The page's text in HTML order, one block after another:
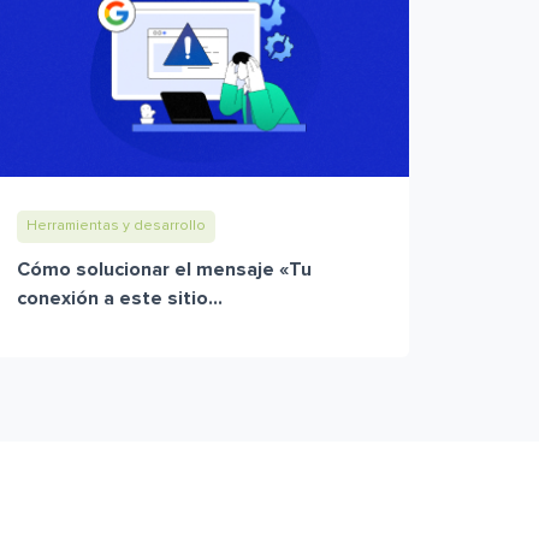
Herramientas y desarrollo
Cómo solucionar el mensaje «Tu
conexión a este sitio...